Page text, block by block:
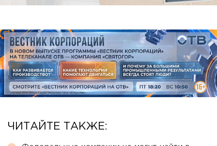
ЧИТАЙТЕ ТАКЖЕ: